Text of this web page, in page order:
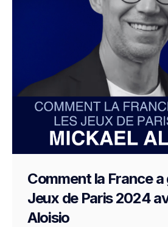
Comment la France a
Jeux de Paris 2024
Aloisio